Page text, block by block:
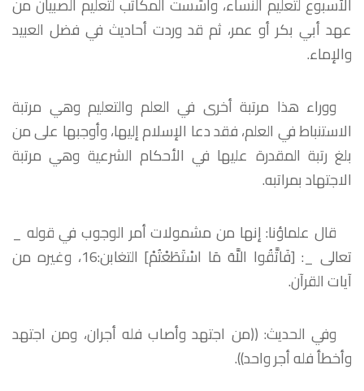
عهد أبي بكر أو عمر، ثم قد وردت أحاديث في فضل العبيد
والإماء.
ووراء هذا مرتبة أخرى في العلم والتعليم وهي مرتبة
الاستنباط في العلم، فقد دعا الإسلام إليها، وأوجبها على من
بلغ رتبة المقدرة عليها في الأحكام الشرعية وهي مرتبة
الاجتهاد بمراتبه.
قال علماؤنا: إنها من مشمولات أمر الوجوب في قوله _
تعالى _: [فَاتَّقُوا اللَّهَ مَا اسْتَطَعْتُمْ] التغابن:16، وغيره من
آيات القرآن.
وفي الحديث: ((من اجتهد وأصاب فله أجران، ومن اجتهد
وأخطأ فله أجر واحد)).